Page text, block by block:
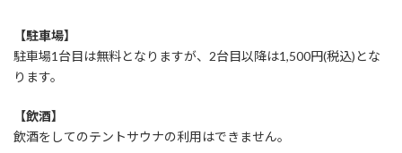
【駐車場】
駐車場1台目は無料となりますが、2台目以降は1,500円(税込)とな
ります。
【飲酒】
飲酒をしてのテントサウナの利用はできません。